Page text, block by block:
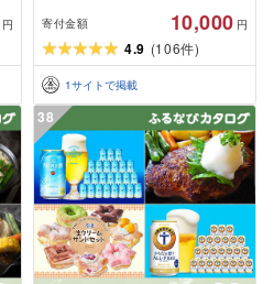
円 寄付金額 10,000 円
4.9 (106件)
1サイトで掲載
38